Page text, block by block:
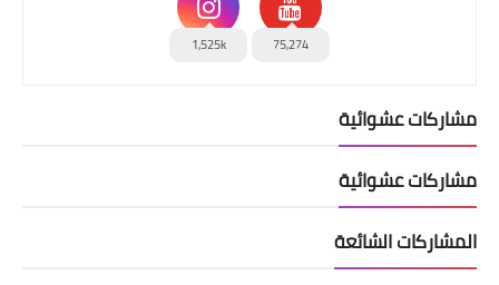
75,274
1,525k
مشاركات عشوائية
مشاركات عشوائية
المشاركات الشائعة